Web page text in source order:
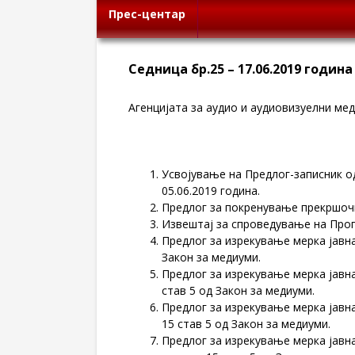
Прес-центар
Седница бр.25 – 17.06.2019 година
Агенцијата за аудио и аудиовизуелни
Усвојување на Предлог-записник
05.06.2019 година.
Предлог за покренување
Извештај за спроведување на
Предлог за изрекување мерка
Закон за медиуми.
Предлог за изрекување мерка
став 5 од Закон за медиуми.
Предлог за изрекување мерка
15 став 5 од Закон за медиуми.
Предлог за изрекување мерка